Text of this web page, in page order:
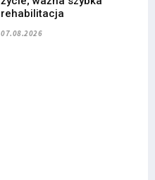
rehabilitacja
07.08.2026